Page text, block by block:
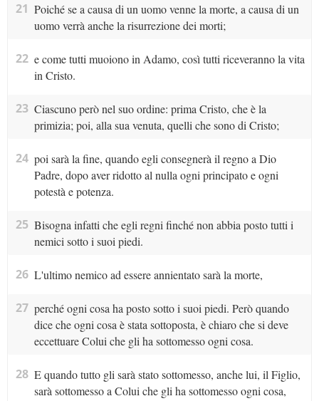
21 Poiché se a causa di un uomo venne la morte, a causa di un
uomo verrà anche la risurrezione dei morti;
22 e come tutti muoiono in Adamo, così tutti riceveranno la vita
in Cristo.
23 Ciascuno però nel suo ordine: prima Cristo, che è la
primizia; poi, alla sua venuta, quelli che sono di Cristo;
24 poi sarà la fine, quando egli consegnerà il regno a Dio
Padre, dopo aver ridotto al nulla ogni principato e ogni
potestà e potenza.
25 Bisogna infatti che egli regni finché non abbia posto tutti i
nemici sotto i suoi piedi.
26 L'ultimo nemico ad essere annientato sarà la morte,
27 perché ogni cosa ha posto sotto i suoi piedi. Però quando
dice che ogni cosa è stata sottoposta, è chiaro che si deve
eccettuare Colui che gli ha sottomesso ogni cosa.
28 E quando tutto gli sarà stato sottomesso, anche lui, il Figlio,
sarà sottomesso a Colui che gli ha sottomesso ogni cosa,